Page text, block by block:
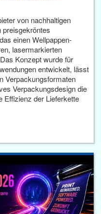
von nachhaltigen
preisgekröntes
einen Wellpappen-
lasermarkierten
Konzept wurde für
entwickelt, lässt
Verpackungsformaten
Verpackungsdesign die
Effizienz der Lieferkette